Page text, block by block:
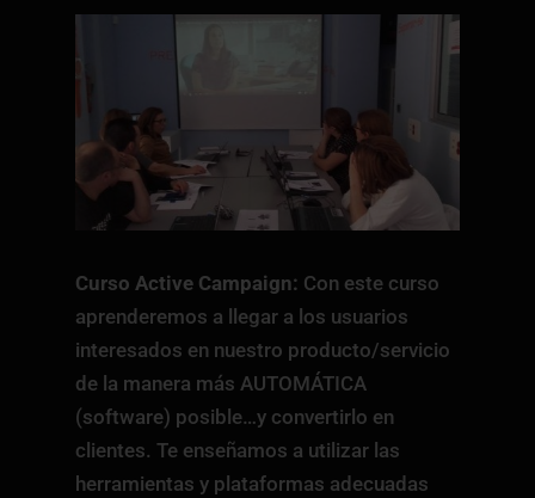
Curso Active Campaign: Con este curso
aprenderemos a llegar a los usuarios
interesados en nuestro producto/servicio
de la manera más AUTOMÁTICA
(software) posible…y convertirlo en
clientes. Te enseñamos a utilizar las
herramientas y plataformas adecuadas